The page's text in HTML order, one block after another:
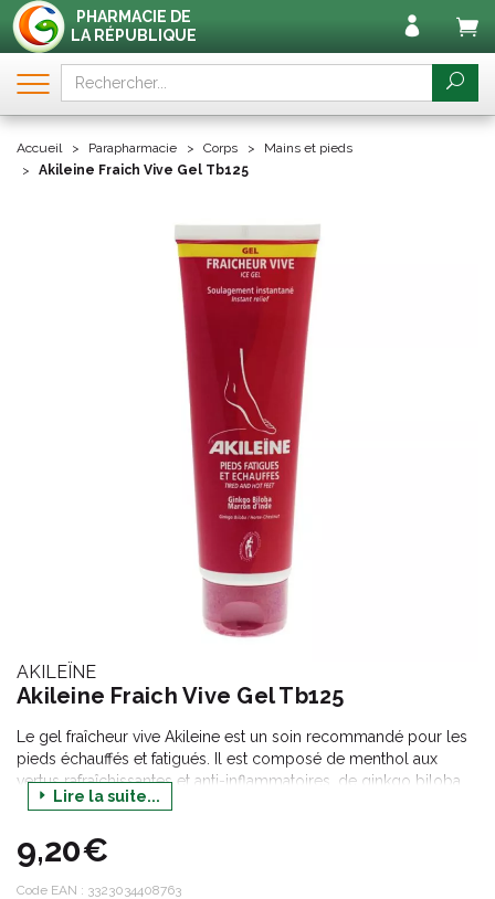
PHARMACIE DE
LA RÉPUBLIQUE
Accueil Parapharmacie Corps
Mains et pieds
Akileine Fraich Vive Gel Tb125
AKILEÏNE
Akileine Fraich Vive Gel Tb125
Le gel fraîcheur vive Akileine est un soin recommandé pour les
pieds échauffés et fatigués. Il est composé de menthol aux
vertus rafraîchissantes et anti-inflammatoires, de ginkgo biloba
agissant sur la circulation et de marron d'inde évitant la
soulager les douleurs.
Lire la suite...
9,20€
Code EAN : 3323034408763